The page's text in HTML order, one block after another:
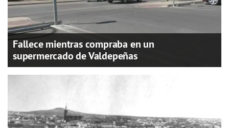
Fallece mientras compraba en un
supermercado de Valdepeñas